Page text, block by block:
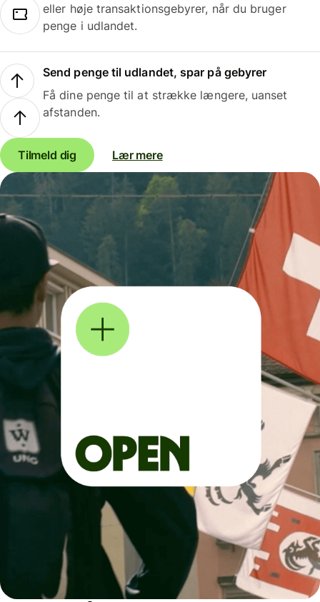
eller høje transaktionsgebyrer, når du bruger
penge i udlandet.
Send penge til udlandet, spar på gebyrer
Få dine penge til at strække længere, uanset
afstanden.
Tilmeld dig Lær mere